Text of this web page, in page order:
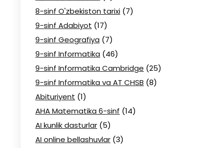
8-sinf O'zbekiston tarixi (7)
9-sinf Adabiyot (17)
9-sinf Geografiya (7)
9-sinf Informatika (46)
9-sinf Informatika Cambridge (25)
9-sinf Informatika va AT CHSB (8)
Abituriyent (1)
AHA Matematika 6-sinf (14)
AI kunlik dasturlar (5)
AI online bellashuvlar (3)